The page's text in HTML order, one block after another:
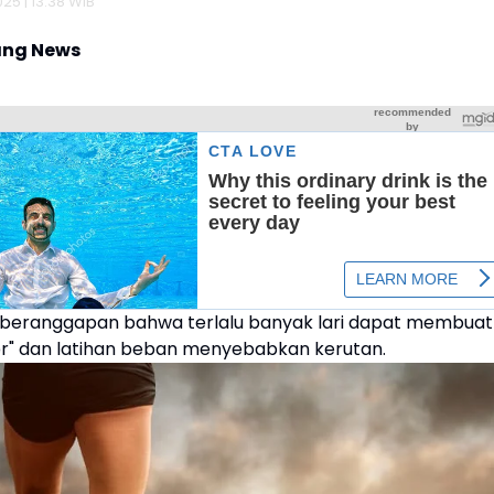
News
bahwa terlalu banyak lari dapat membuat
dan latihan beban menyebabkan kerutan.